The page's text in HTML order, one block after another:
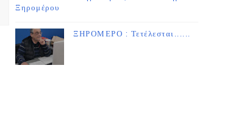
Ξηρομέρου
ΞΗΡΟΜΕΡΟ : Τετέλεσται......